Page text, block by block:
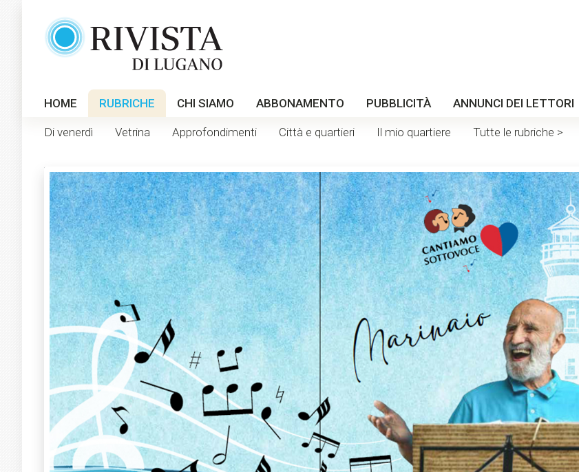
HOME RUBRICHE CHI SIAMO ABBONAMENTO PUBBLICITÀ ANNUNCI DEI LETTORI
Di venerdì Vetrina Approfondimenti Città e quartieri Il mio quartiere Tutte le rubriche >